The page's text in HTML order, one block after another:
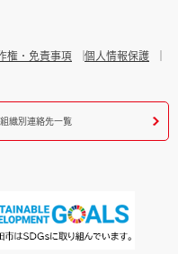
権・免責事項
個人情報保護
組織別連絡先一覧